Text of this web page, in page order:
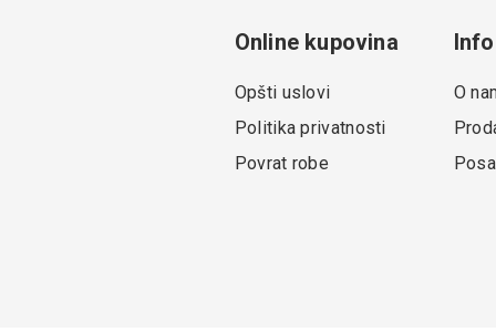
Online kupovina
Opšti uslovi
Politika privatnosti
Povrat robe
Info
O